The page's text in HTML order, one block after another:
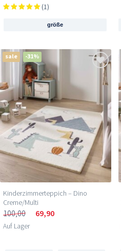
(1)
größe
sale -31%
Kinderzimmerteppich – Dino
Creme/Multi
100,00 69,90
Auf Lager